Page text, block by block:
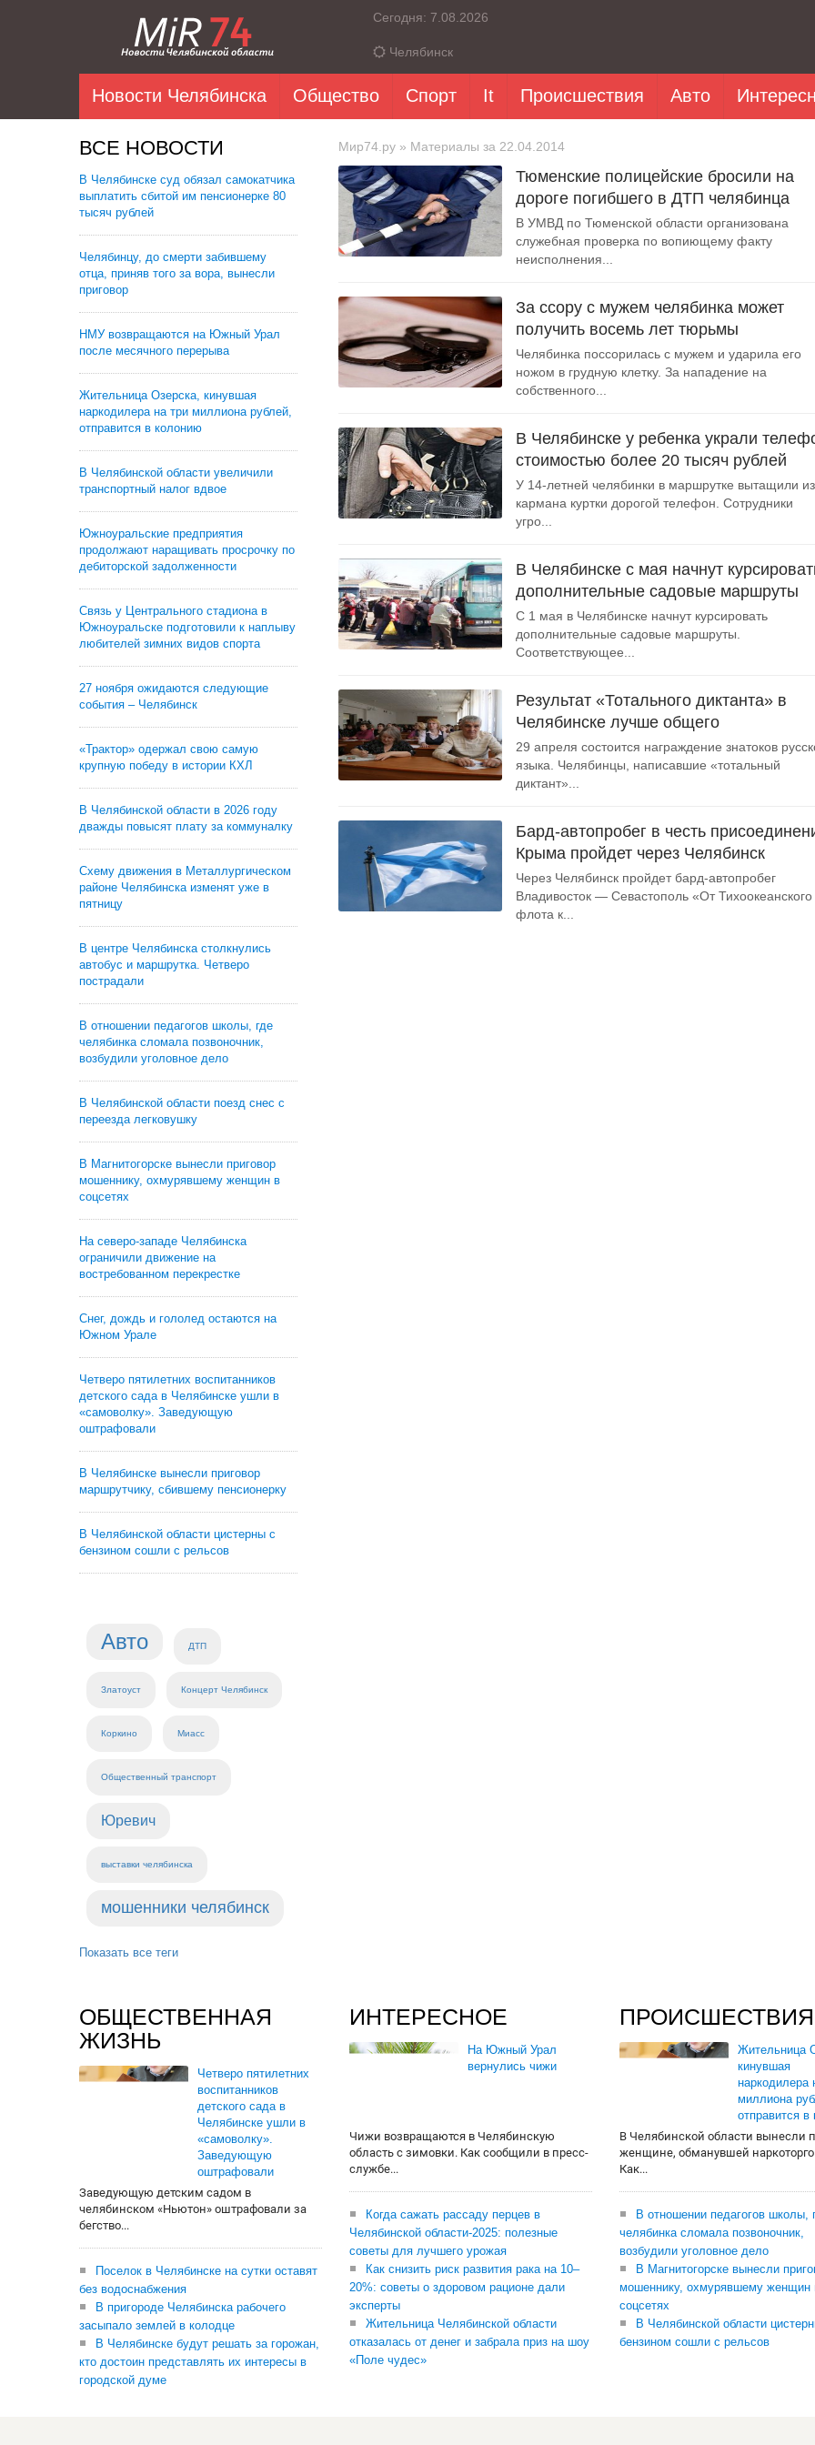
Сегодня: 7.08.2026
Челябинск
Новости Челябинска Общество Спорт It Происшествия Авто
ВСЕ НОВОСТИ
В Челябинске суд обязал самокатчика
выплатить сбитой им пенсионерке 80
тысяч рублей
Челябинцу, до смерти забившему
отца, приняв того за вора, вынесли
приговор
НМУ возвращаются на Южный Урал
после месячного перерыва
Жительница Озерска, кинувшая
наркодилера на три миллиона рублей,
отправится в колонию
В Челябинской области увеличили
транспортный налог вдвое
Южноуральские предприятия
продолжают наращивать просрочку по
дебиторской задолженности
Связь у Центрального стадиона в
Южноуральске подготовили к наплыву
любителей зимних видов спорта
27 ноября ожидаются следующие
события – Челябинск
«Трактор» одержал свою самую
крупную победу в истории КХЛ
В Челябинской области в 2026 году
дважды повысят плату за коммуналку
Схему движения в Металлургическом
районе Челябинска изменят уже в
пятницу
В центре Челябинска столкнулись
автобус и маршрутка. Четверо
пострадали
В отношении педагогов школы, где
челябинка сломала позвоночник,
возбудили уголовное дело
В Челябинской области поезд снес с
переезда легковушку
В Магнитогорске вынесли приговор
мошеннику, охмурявшему женщин в
соцсетях
На северо-западе Челябинска
ограничили движение на
востребованном перекрестке
Снег, дождь и гололед остаются на
Южном Урале
Четверо пятилетних воспитанников
детского сада в Челябинске ушли в
«самоволку». Заведующую
оштрафовали
В Челябинске вынесли приговор
маршрутчику, сбившему пенсионерку
В Челябинской области цистерны с
бензином сошли с рельсов
Авто ДТП
Златоуст Концерт Челябинск
Коркино Миасс
Общественный транспорт
Юревич
выставки челябинска
мошенники челябинск
Показать все теги
Мир74.ру » Материалы за 22.04.2014
Тюменские полицейские бросили на
дороге погибшего в ДТП челябинца
В УМВД по Тюменской области организована
служебная проверка по вопиющему факту
неисполнения...
За ссору с мужем челябинка может
получить восемь лет тюрьмы
Челябинка поссорилась с мужем и ударила его
ножом в грудную клетку. За нападение на
собственного...
В Челябинске у ребенка украли
стоимостью более 20 тысяч рублей
У 14-летней челябинки в маршрутке вытащили из
кармана куртки дорогой телефон. Сотрудники
угро...
В Челябинске с мая начнут
дополнительные садовые маршруты
С 1 мая в Челябинске начнут курсировать
дополнительные садовые маршруты.
Соответствующее...
Результат «Тотального диктанта» в
Челябинске лучше общего
29 апреля состоится награждение знатоков
языка. Челябинцы, написавшие «тотальный
диктант»...
Бард-автопробег в честь
Крыма пройдет через Челябинск
Через Челябинск пройдет бард-автопробег
Владивосток — Севастополь «От Тихоокеанского
флота к...
ОБЩЕСТВЕННАЯ
ЖИЗНЬ
Четверо пятилетних
воспитанников
детского сада в
Челябинске ушли в
«самоволку».
Заведующую
оштрафовали
Заведующую детским садом в
челябинском «Ньютон» оштрафовали за
бегство...
Поселок в Челябинске на сутки оставят
без водоснабжения
В пригороде Челябинска рабочего
засыпало землей в колодце
В Челябинске будут решать за горожан,
кто достоин представлять их интересы в
городской думе
ИНТЕРЕСНОЕ
На Южный Урал
вернулись чижи
Чижи возвращаются в Челябинскую
область с зимовки. Как сообщили в пресс-
службе...
Когда сажать рассаду перцев в
Челябинской области-2025: полезные
советы для лучшего урожая
Как снизить риск развития рака на 10–
20%: советы о здоровом рационе дали
эксперты
Жительница Челябинской области
отказалась от денег и забрала приз на шоу
«Поле чудес»
ПРОИСШЕСТВИЯ
Жительница
кинувшая
наркодилера
миллиона
отправится
В Челябинской области вынесли
женщине, обманувшей
Как...
В отношении педагогов школы,
челябинка сломала позвоночник,
возбудили уголовное дело
В Магнитогорске вынесли
мошеннику, охмурявшему женщин
соцсетях
В Челябинской области
бензином сошли с рельсов